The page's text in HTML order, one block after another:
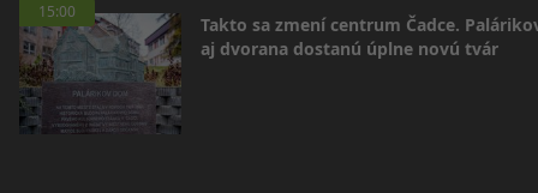
15:00
Takto sa zmení centrum Čadce.
aj dvorana dostanú úplne novú tvár